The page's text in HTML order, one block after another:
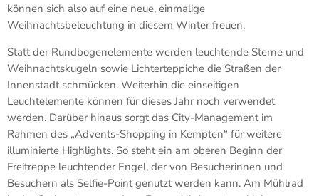
können sich also auf eine neue, einmalige
Weihnachtsbeleuchtung in diesem Winter freuen.
Statt der Rundbogenelemente werden leuchtende Sterne und
Weihnachtskugeln sowie Lichterteppiche die Straßen der
Innenstadt schmücken. Weiterhin die einseitigen
Leuchtelemente können für dieses Jahr noch verwendet
werden. Darüber hinaus sorgt das City-Management im
Rahmen des „Advents-Shopping in Kempten“ für weitere
illuminierte Highlights. So steht ein am oberen Beginn der
Freitreppe leuchtender Engel, der von Besucherinnen und
Besuchern als Selfie-Point genutzt werden kann. Am Mühlrad